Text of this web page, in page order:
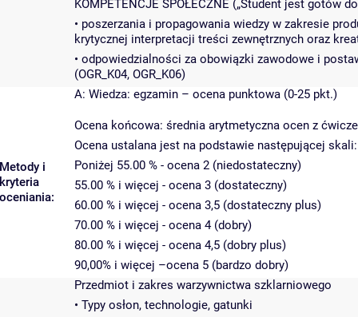
KOMPETENCJE SPOŁECZNE („Student jest gotów
• poszerzania i propagowania wiedzy w zakresie
krytycznej interpretacji treści zewnętrznych oraz
• odpowiedzialności za obowiązki zawodowe i
(OGR_K04, OGR_K06)
Metody i
kryteria
oceniania:
A: Wiedza: egzamin – ocena punktowa (0-25 pkt.)
Ocena końcowa: średnia arytmetyczna ocen z
Ocena ustalana jest na podstawie następującej skali:
Poniżej 55.00 % - ocena 2 (niedostateczny)
55.00 % i więcej - ocena 3 (dostateczny)
60.00 % i więcej - ocena 3,5 (dostateczny plus)
70.00 % i więcej - ocena 4 (dobry)
80.00 % i więcej - ocena 4,5 (dobry plus)
90,00% i więcej –ocena 5 (bardzo dobry)
Przedmiot i zakres warzywnictwa szklarniowego
• Typy osłon, technologie, gatunki